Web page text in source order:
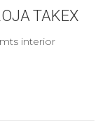
TAKEX
interior